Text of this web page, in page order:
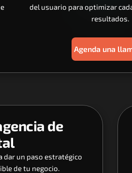
del usuario para optimizar
resultados.
Agenda una
de
dar un paso estratégico
de tu negocio.